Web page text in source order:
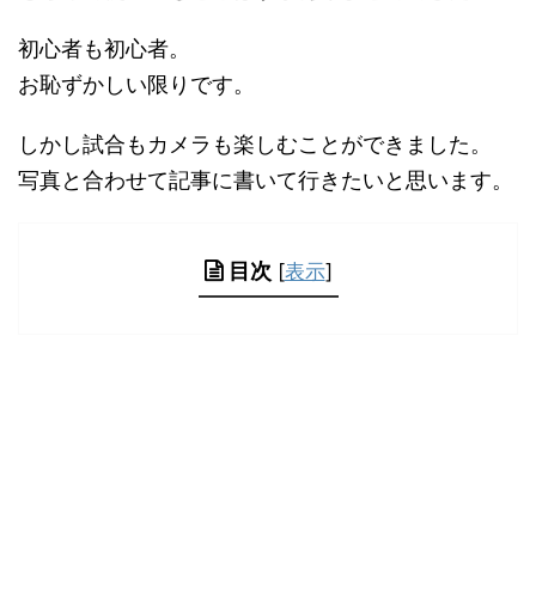
初心者も初心者。
お恥ずかしい限りです。
しかし試合もカメラも楽しむことができました。
写真と合わせて記事に書いて行きたいと思います。
目次 [表示]